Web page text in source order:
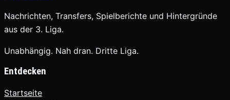
Nachrichten, Transfers, Spielberichte und Hintergründe
aus der 3. Liga.
Unabhängig. Nah dran. Dritte Liga.
Entdecken
Startseite